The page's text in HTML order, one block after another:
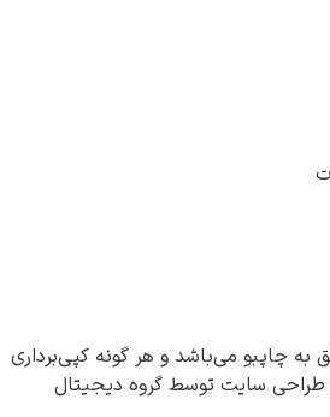
چاپبو می‌باشد و هر گونه کپی‌برداری
سایت توسط گروه دیجیتال